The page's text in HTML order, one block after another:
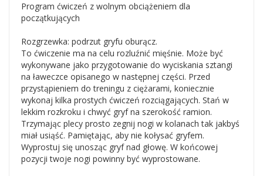
Program ćwiczeń z wolnym obciążeniem dla
początkujących
Rozgrzewka: podrzut gryfu oburącz.
To ćwiczenie ma na celu rozluźnić mięśnie. Może być
wykonywane jako przygotowanie do wyciskania sztangi
na ławeczce opisanego w następnej części. Przed
przystąpieniem do treningu z ciężarami, koniecznie
wykonaj kilka prostych ćwiczeń rozciągających. Stań w
lekkim rozkroku i chwyć gryf na szerokość ramion.
Trzymając plecy prosto zegnij nogi w kolanach tak jakbyś
miał usiąść. Pamiętając, aby nie kołysać gryfem.
Wyprostuj się unosząc gryf nad głowę. W końcowej
pozycji twoje nogi powinny być wyprostowane.